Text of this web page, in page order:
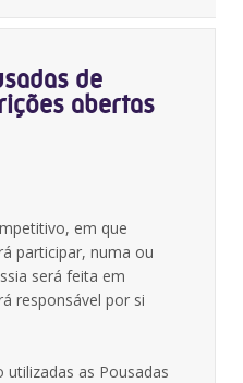
de
abertas
em que
participar, numa ou
será feita em
responsável por si
as Pousadas